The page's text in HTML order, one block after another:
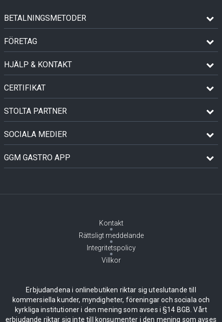
BETALNINGSMETODER
FÖRETAG
HJÄLP & KONTAKT
CERTIFIKAT
STOLTA PARTNER
SOCIALA MEDIER
GGM GASTRO APP
Kontakt
Rättsligt meddelande
Integritetspolicy
Villkor
Erbjudandena i onlinebutiken riktar sig uteslutande till
kommersiella kunder, myndigheter, föreningar och sociala och
kyrkliga institutioner i den mening som avses i §14 BGB. Vårt
erbjudande riktar sig inte till konsumenter i den mening som avses